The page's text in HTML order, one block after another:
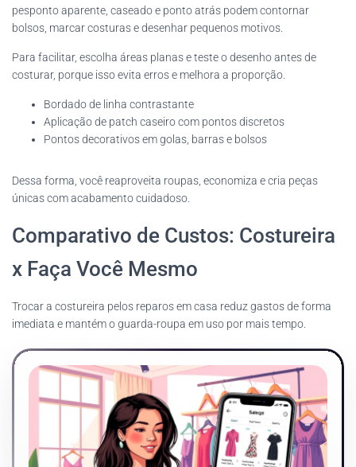
pesponto aparente, caseado e ponto atrás podem contornar
bolsos, marcar costuras e desenhar pequenos motivos.
Para facilitar, escolha áreas planas e teste o desenho antes de
costurar, porque isso evita erros e melhora a proporção.
Bordado de linha contrastante
Aplicação de patch caseiro com pontos discretos
Pontos decorativos em golas, barras e bolsos
Dessa forma, você reaproveita roupas, economiza e cria peças
únicas com acabamento cuidadoso.
Comparativo de Custos: Costureira
x Faça Você Mesmo
Trocar a costureira pelos reparos em casa reduz gastos de forma
imediata e mantém o guarda-roupa em uso por mais tempo.